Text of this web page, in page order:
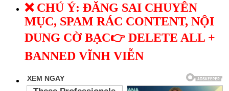
❌ CHÚ Ý: ĐĂNG SAI CHUYÊN
MỤC, SPAM RÁC CONTENT, NỘI
DUNG CỜ BẠC👉 DELETE ALL +
BANNED VĨNH VIỄN